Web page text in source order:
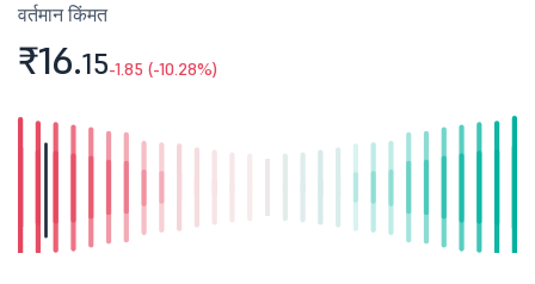
वर्तमान किंमत
₹16.15-1.85 (-10.28%)